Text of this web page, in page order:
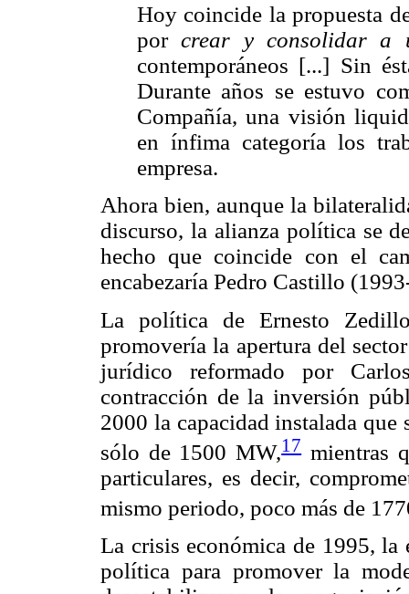
Hoy coincide la propuesta
porcrear y consolidar a
contemporáneos [...] Sin
Durante años se estuvo
Compañía, una visión
en ínfima categoría los
empresa.
Ahora bien, aunque la
discurso, la alianza política se
hecho que coincide con el
encabezaría Pedro Castillo
La política de Ernesto
promovería la apertura del
jurídico reformado por
contracción de la inversión
2000 la capacidad instalada que
sólo de 1500 MW,17mientras
particulares, es decir,
mismo periodo, poco más de
La crisis económica de 1995, la
política para promover la